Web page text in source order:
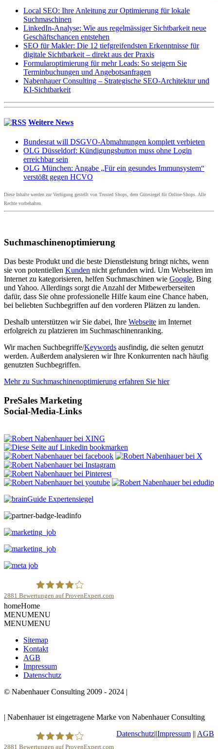
Local SEO: Ihre Anleitung zur Optimierung für lokale
Suchmaschinen
LinkedIn-Analyse: Wie aus regelmässiger Sichtbarkeit neue
Geschäftschancen entstehen
SEO für Makler: Die 12 tiefgreifendsten Erkenntnisse für
digitale Sichtbarkeit – direkt aus der Praxis
Formularoptimierung für mehr Leads: So steigern Sie
Terminbuchungen und Angebotsanfragen
Nabenhauer Consulting – Strategische SEO-Architektur und
KI-Sichtbarkeit
Weitere News
Bundesrat will DSGVO-Abmahnungen komplett verbieten
OLG Düsseldorf: Kündigungsbutton muss ohne Login
erreichbar sein
OLG München: Angabe „Für ein gesundes Immunsystem“
verstößt gegen HCVO
Diese Inhalte werden zur Verfügung gestellt von Trusted Shops, dem Gütesiegel für Online-Shops. Alle
Rechte vorbehalten.
Suchmaschinenoptimierung
Das beste Produkt und die beste Dienstleistung bringt nichts, wenn
sie von potentiellen Kunden nicht gefunden wird. Um Webseiten im
Internet zu kategorisieren, helfen Suchmaschinen wie Google, Bing
und Yahoo. Allerdings sorgt die Anzahl der Mitbewerberseiten
dafür, dass Sie ohne professionelle Hilfe kaum eine Chance haben,
bei beliebten Suchbegriffen auf den vorderen Plätzen zu landen.
Deshalb unterstützen wir Sie dabei, Ihre Webseite im Internet
erfolgreich zu platzieren im Suchmaschinenranking.
Wir machen Suchbegriffe/Keywords ausfindig, die selten genutzt
werden. Außerdem analysieren wir Ihre Konkurrenten nach häufig
genutzten Suchbegriffen.
Mehr zu Suchmaschinenoptimierung erfahren Sie hier
PreSales Marketing
Social-Media-Links
Robert Nabenhauer
2881 Bewertungen auf ProvenExpert.com
homeHome
MENUMENU
MENUMENU
Sitemap
Kontakt
AGB
Impressum
Datenschutz
© Nabenhauer Consulting 2009 - 2024 |
| Nabenhauer ist eingetragene Marke von Nabenhauer Consulting
Datenschutz||Impressum || AGB
2881 Bewertungen auf ProvenExpert.com